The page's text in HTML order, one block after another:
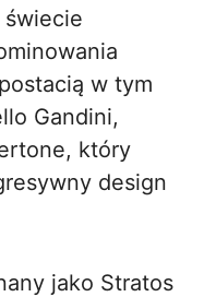
w tym
Gandini,
który
design
jako Stratos